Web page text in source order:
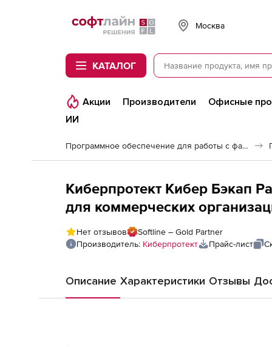
Softline
Москва
КАТАЛОГ
Акции Производители Офисные
ИИ
Программное обеспечение для работы с файлами и дисками
Киберпротект Кибер Бэкап
для коммерческих
Переход с Кибер Бэкап для
Нет отзывов
Softline – Gold Partner
Производитель: Киберпротект Прайс-лист
Описание Характеристики Отзывы